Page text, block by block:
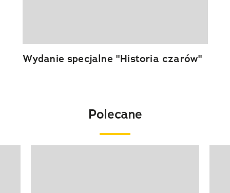
Wydanie specjalne "Historia czarów"
Polecane